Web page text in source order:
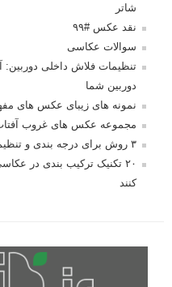
شاتر
نقد عکس #۹۹
سوالات عکاسی
تنظیمات فلاش داخلی دوربین:
دوربین شما
نمونه های زیبای عکس های
مجموعه عکس های غروب
۳ روش برای درجه بندی و تنظیم دقیق رنگ در فتوشاپ
۲۰ تکنیک ترکیب بندی در
کنند